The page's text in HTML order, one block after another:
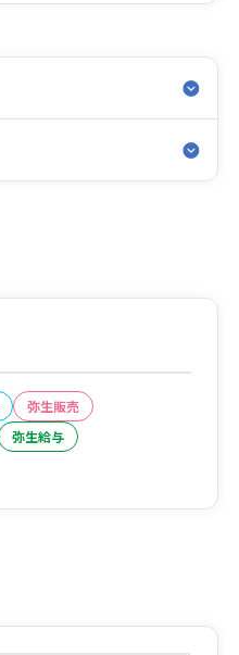
弥生販売
弥生給与